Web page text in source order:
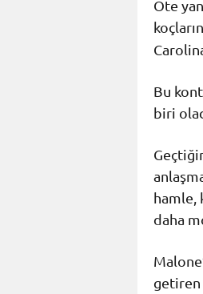
Öte
Bu
biri
hamle,
daha
getiren